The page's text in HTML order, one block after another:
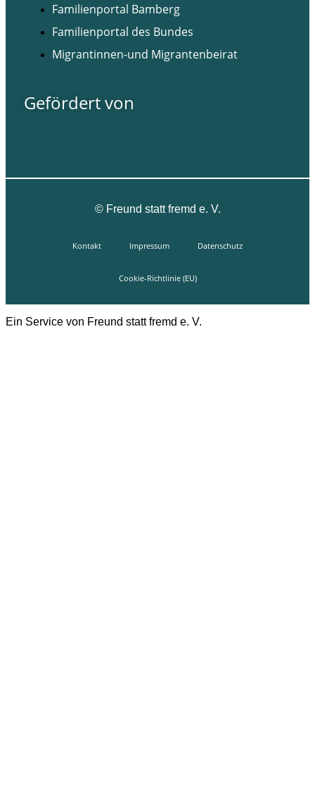
Familienportal Bamberg
Familienportal des Bundes
Migrantinnen-und Migrantenbeirat
Gefördert von
©Freund statt fremd e. V.
Kontakt Impressum Datenschutz
Cookie-Richtlinie (EU)
Ein Service von Freund statt fremd e. V.